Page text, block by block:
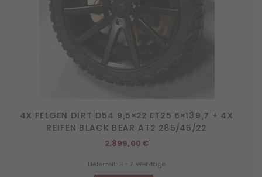
4X FELGEN DIRT D54 9,5×22 ET25 6×139,7 + 4X
REIFEN BLACK BEAR AT2 285/45/22
2.899,00€
Lieferzeit: 3 - 7 Werktage